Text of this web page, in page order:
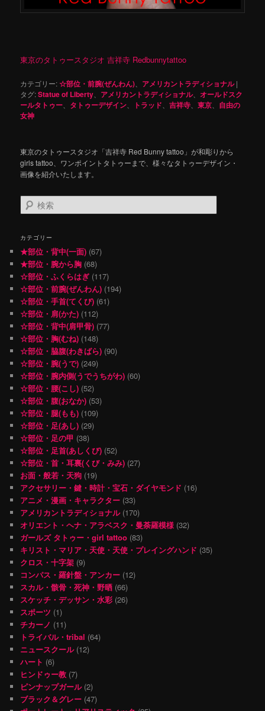
東京のタトゥースタジオ 吉祥寺 Redbunnytattoo
カテゴリー:☆部位・前腕(ぜんわん) アメリカントラディショナル |
タグ:Statue of Liberty アメリカントラディショナル、オールドスク
ールタトゥー
タトゥーデザイン トラッド 、吉祥寺 、東京
自由の
女神
東京のタトゥースタジオ「吉祥寺 Red Bunny tattoo」が和彫りから
girls tattoo、ワンポイントタトゥーまで、様々なタトゥーデザイン・
画像を紹介いたします。
検
索
カテゴリー
★部位・背中(一面) (67)
★部位・腕から胸 (68)
☆部位・ふくらはぎ (117)
☆部位・前腕(ぜんわん) (194)
☆部位・手首(てくび) (61)
☆部位・肩(かた) (112)
☆部位・背中(肩甲骨) (77)
☆部位・胸(むね) (148)
☆部位・脇腹(わきばら) (90)
☆部位・腕(うで) (249)
☆部位・腕内側(うでうちがわ) (60)
☆部位・腰(こし) (52)
☆部位・腹(おなか) (53)
☆部位・腿(もも) (109)
☆部位・足(あし) (29)
☆部位・足の甲 (38)
☆部位・足首(あしくび) (52)
☆部位・首・耳裏(くび・みみ) (27)
お面・般若・天狗 (19)
アクセサリー・鍵・時計・宝石・ダイヤモンド (16)
アニメ・漫画・キャラクター (33)
アメリカントラディショナル(170)
オリエント・ヘナ・アラベスク・曼荼羅模様 (32)
ガールズ タトゥー・girl tattoo (83)
キリスト・マリア・天使・天使・プレイングハンド (35)
クロス・十字架 (9)
コンパス・羅針盤・アンカー (12)
スカル・骸骨・死神・野晒 (66)
スケッチ・デッサン・水彩 (26)
スポーツ (1)
チカーノ (11)
トライバル・tribal (64)
ニュースクール(12)
ハート (6)
ヒンドゥー教 (7)
ピンナップガール(2)
ブラック＆グレー (47)